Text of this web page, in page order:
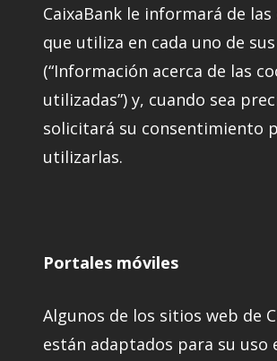
CaixaBank le informará de las
que utiliza en cada uno de
(“Información acerca de las
utilizadas”) y, cuando sea
solicitará su consentimiento
utilizarlas.
Portales móviles
Algunos de los sitios web de
están adaptados para su uso